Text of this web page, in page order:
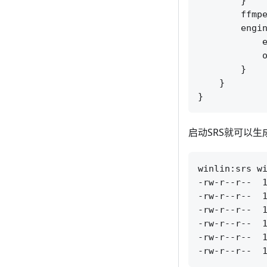
        }
    }
启动SRS就可以生
winlin:srs
-rw-r--r--  1
-rw-r--r--  1
-rw-r--r--  1
-rw-r--r--  1
-rw-r--r--  1